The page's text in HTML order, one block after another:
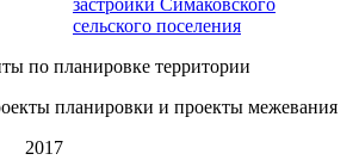
застройки Симаковского
сельского поселения
по планировке территории
планировки и проекты межевания
2017